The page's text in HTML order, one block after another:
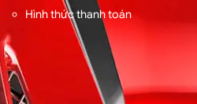
Hình thức thanh toán